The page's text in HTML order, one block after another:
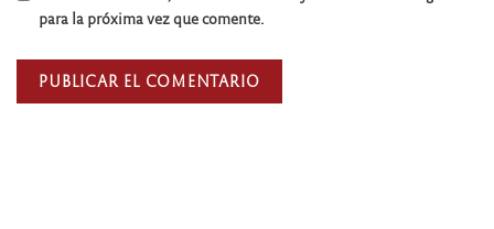
para la próxima vez que comente.